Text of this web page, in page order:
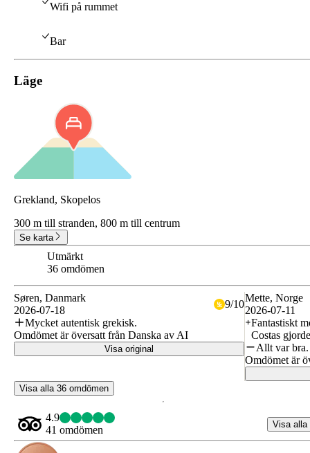
Wifi på rummet
Bar
Läge
Grekland, Skopelos
300 m till stranden, 800 m till centrum
Se karta
Utmärkt
36 omdömen
Søren, Danmark
2026-07-18
9/10
Mycket autentisk grekisk.
Omdömet är översatt från Danska av AI
Visa original
Mette, Norge
2026-07-11
Fantastiskt
Costas
Allt var bra.
Omdömet är
Visa alla 36 omdömen
4.9
41 omdömen
Visa alla